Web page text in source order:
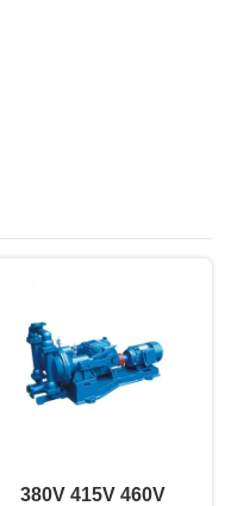
380V 415V 460V